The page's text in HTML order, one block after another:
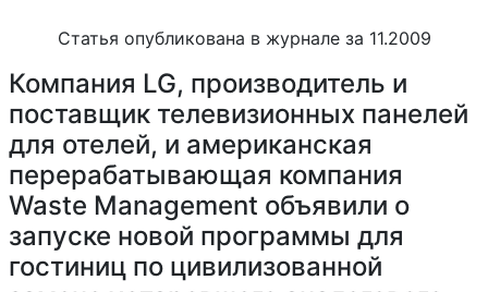
Статья опубликована в журнале за 11.2009
Компания LG, производитель и
поставщик телевизионных панелей
для отелей, и американская
перерабатывающая компания
Waste Management объявили о
запуске новой программы для
гостиниц по цивилизованной